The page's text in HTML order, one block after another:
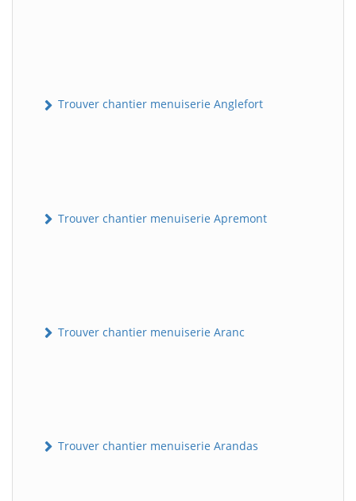
Trouver chantier menuiserie Anglefort
Trouver chantier menuiserie Apremont
Trouver chantier menuiserie Aranc
Trouver chantier menuiserie Arandas